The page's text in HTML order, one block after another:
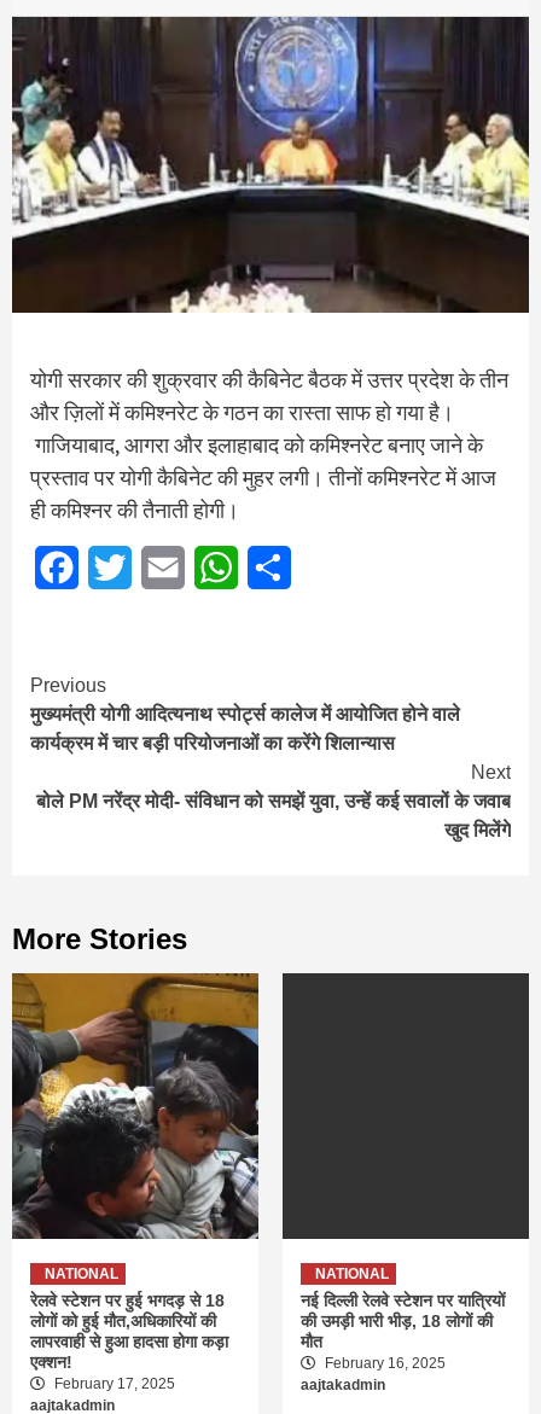
योगी सरकार की शुक्रवार की कैबिनेट बैठक में उत्तर प्रदेश के तीन
और ज़िलों में कमिश्नरेट के गठन का रास्ता साफ हो गया है।
गाजियाबाद, आगरा और इलाहाबाद को कमिश्नरेट बनाए जाने के
प्रस्ताव पर योगी कैबिनेट की मुहर लगी। तीनों कमिश्नरेट में आज
ही कमिश्नर की तैनाती होगी।
FacebookTwitter Email WhatsApp
Continue
Reading
Previous
मुख्यमंत्री योगी आदित्यनाथ स्पोर्ट्स कालेज में आयोजित होने वाले
कार्यक्रम में चार बड़ी परियोजनाओं का करेंगे शिलान्यास
Next
बोले PM नरेंद्र मोदी- संविधान को समझें युवा, उन्हें कई सवालों के जवाब
खुद मिलेंगे
More Stories
NATIONAL
रेलवे स्टेशन पर हुई भगदड़ से 18
लोगों को हुई मौत,अधिकारियों की
लापरवाही से हुआ हादसा होगा कड़ा
एक्शन!
February 17, 2025
aajtakadmin
NATIONAL
नई दिल्ली रेलवे स्टेशन पर यात्रियों
की उमड़ी भारी भीड़, 18 लोगों की
मौत
February 16, 2025
aajtakadmin